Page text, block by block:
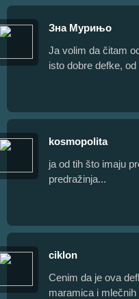
Зна Мурињо
Ja volim da čitam
isto dobre defke,
kosmopolita
ja od tih što imaju
predražinja...
ciklon
Cenim da je ova
maramica i